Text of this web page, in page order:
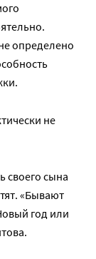
определено
не
своего сына
«Бывают
год или